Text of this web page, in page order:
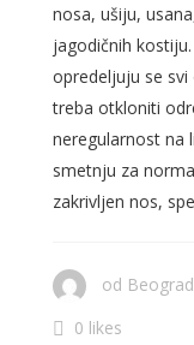
nosa, ušiju,
jagodičnih
opredeljuju se
treba otkloniti
neregularnost na
smetnju za
zakrivljen nos,
od
0 likes